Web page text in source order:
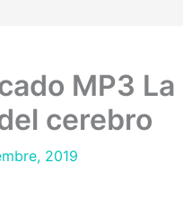
MP3
cerebro
2019